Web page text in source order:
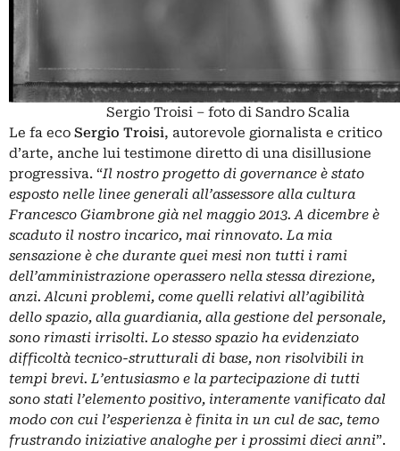
Sergio Troisi – foto di Sandro Scalia
Le fa eco Sergio Troisi, autorevole giornalista e critico
d’arte, anche lui testimone diretto di una disillusione
progressiva. “Il nostro progetto di governance è stato
esposto nelle linee generali all’assessore alla cultura
Francesco Giambrone già nel maggio 2013. A dicembre è
scaduto il nostro incarico, mai rinnovato. La mia
sensazione è che durante quei mesi non tutti i rami
dell’amministrazione operassero nella stessa direzione,
anzi. Alcuni problemi, come quelli relativi all’agibilità
dello spazio, alla guardiania, alla gestione del personale,
sono rimasti irrisolti. Lo stesso spazio ha evidenziato
difficoltà tecnico-strutturali di base, non risolvibili in
tempi brevi. L’entusiasmo e la partecipazione di tutti
sono stati l’elemento positivo, interamente vanificato dal
modo con cui l’esperienza è finita in un cul de sac, temo
frustrando iniziative analoghe per i prossimi dieci anni”.